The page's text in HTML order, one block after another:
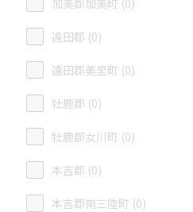
遠田郡 (0)
遠田郡美里町 (0)
牡鹿郡 (0)
牡鹿郡女川町 (0)
本吉郡 (0)
本吉郡南三陸町 (0)